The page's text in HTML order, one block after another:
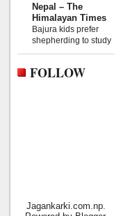
Nepal – The
Himalayan Times
Bajura kids prefer
shepherding to study
FOLLOW
Jagankarki.com.np.